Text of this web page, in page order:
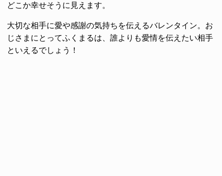
どこか幸せそうに見えます。
大切な相手に愛や感謝の気持ちを伝えるバレンタイン。お
じさまにとってふくまるは、誰よりも愛情を伝えたい相手
といえるでしょう！